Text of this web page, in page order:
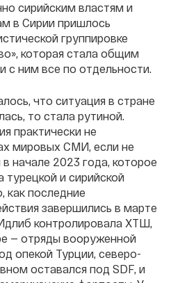
сирийским властям и
в Сирии пришлось
группировке
которая стала общим
с ним все по отдельности.
что ситуация в стране
то стала рутиной.
практически не
мировых СМИ, если не
начале 2023 года, которое
турецкой и сирийской
как последние
завершились в марте
контролировала ХТШ,
— отряды вооруженной
опекой Турции, северо-
оставался под SDF, и